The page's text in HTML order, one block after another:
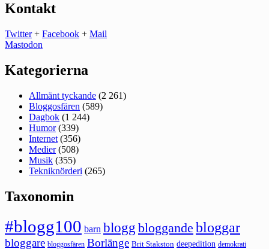
Kontakt
Twitter+ Facebook + Mail
Mastodon
Kategorierna
Allmänt tyckande (2 261)
Bloggosfären (589)
Dagbok (1 244)
Humor(339)
Internet (356)
Medier(508)
Musik (355)
Tekniknörderi (265)
Taxonomin
#blogg100 barn blogg bloggande bloggar
bloggare bloggosfären Borlänge Brit Stakston deepedition demokrati